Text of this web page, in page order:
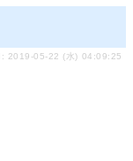
2019-05-22 (水) 04:09:25